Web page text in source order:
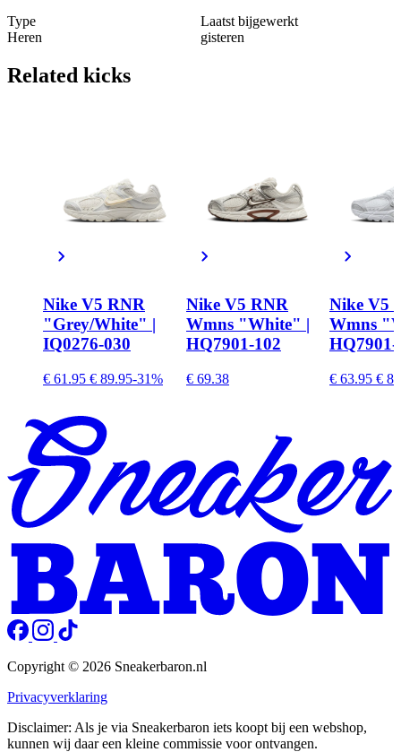
Type
Heren
Laatst bijgewerkt
gisteren
Related kicks
Nike V5 RNR
"Grey/White" |
IQ0276-030
€ 61.95 € 89.95-31%
Nike V5 RNR
Wmns "White" |
HQ7901-102
€ 69.38
Nike V5
Wmns
HQ7901-
€ 63.95 €
Copyright © 2026 Sneakerbaron.nl
Privacyverklaring
Disclaimer: Als je via Sneakerbaron iets koopt bij een webshop,
kunnen wij daar een kleine commissie voor ontvangen.